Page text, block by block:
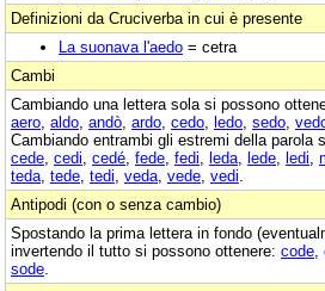
Definizioni da Cruciverba in cui è presente
La suonava l'aedo = cetra
Cambi
Cambiando una lettera sola si possono
aero aldo andò ardo cedo ledo sedo
Cambiando entrambi gli estremi della parola
cede cedi cedé fede fedi leda lede ledi
teda tede tedi veda vede vedi
Antipodi (con o senza cambio)
Spostando la prima lettera in fondo
invertendo il tutto si possono ottenere: code
sode